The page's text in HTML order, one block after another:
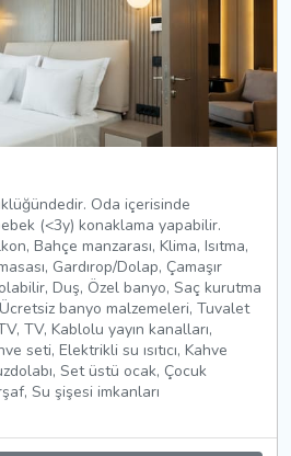
Oda içerisinde
(<3y) konaklama yapabilir.
Bahçe manzarası, Klima, Isıtma,
Gardırop/Dolap, Çamaşır
Duş, Özel banyo, Saç kurutma
banyo malzemeleri, Tuvalet
TV, Kablolu yayın kanalları,
seti, Elektrikli su ısıtıcı, Kahve
Set üstü ocak, Çocuk
Su şişesi imkanları